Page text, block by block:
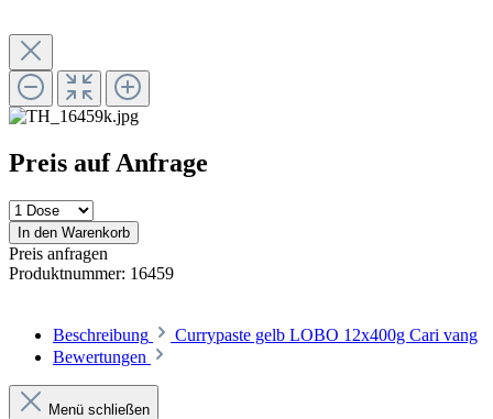
Preis auf Anfrage
In den Warenkorb
Preis anfragen
Produktnummer: 16459
Beschreibung
Currypaste gelb LOBO 12x400g Cari vang
Bewertungen
Menü schließen